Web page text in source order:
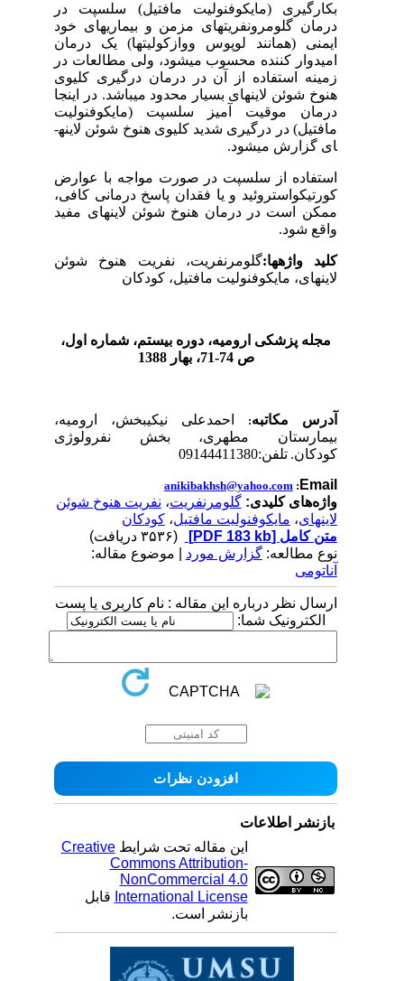
بکارگیری (مایکوفنولیت مافتیل) سلسپت در
درمان گلومرونفریت­های مزمن و بیماری­های خود
ایمنی (همانند لوپوس ووازکولیت­ها) یک درمان
امیدوار کننده محسوب می­شود، ولی مطالعات در
زمینه استفاده از آن در درمان درگیری کلیوی
هنوخ شوئن لاینه­ای بسیار محدود می­باشد. در اینجا
درمان موقیت آمیز سلسپت (مایکوفنولیت
مافتیل) در درگیری شدید کلیوی هنوخ شوئن لاینه­
ای گزارش می­شود.
استفاده از سلسپت در صورت مواجه با عوارض
کورتیکواستروئید و یا فقدان پاسخ درمانی کافی،
ممکن است در درمان هنوخ شوئن لاینه­ای مفید
واقع شود.
کلید واژه­ها:گلومرنفریت، نفریت هنوخ شوئن
لاینه­ای، مایکوفنولیت مافتیل، کودکان
مجله پزشکی ارومیه، دوره بیستم، شماره‌ اول،
ص 74-71، بهار 1388
آدرس مکاتبه:
احمدعلی نیکی­بخش، ارومیه،
بیمارستان مطهری، بخش نفرولوژی
کودکان.تلفن:09144411380
Email
:
anikibakhsh@yahoo.com
واژه‌های کلیدی:گلومرنفریت،نفریت هنوخ شوئن
لاینه­ای،مایکوفنولیت مافتیل،کودکان
متن کامل[PDF 183 kb]
نوع مطالعه:گزارش مورد | موضوع مقاله:
آناتومی
ارسال نظر درباره این مقاله : نام کاربری یا پست
الکترونیک شما:
بازنشر اطلاعات
این مقاله تحت شرایطCreative
Commons Attribution-
NonCommercial 4.0
International Licenseقابل
بازنشر است.